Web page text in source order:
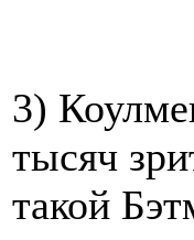
3)
тысяч
такой